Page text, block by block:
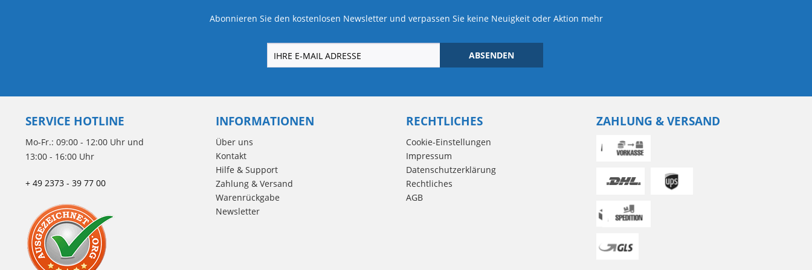
Abonnieren Sie den kostenlosen Newsletter und verpassen Sie keine Neuigkeit oder Aktion mehr
ABSENDEN
SERVICE HOTLINE
Mo-Fr.: 09:00 - 12:00 Uhr und
13:00 - 16:00 Uhr
+ 49 2373 - 39 77 00
INFORMATIONEN
Über uns
Kontakt
Hilfe & Support
Zahlung & Versand
Warenrückgabe
Newsletter
RECHTLICHES
Cookie-Einstellungen
Impressum
Datenschutzerklärung
Rechtliches
AGB
ZAHLUNG & VERSAND